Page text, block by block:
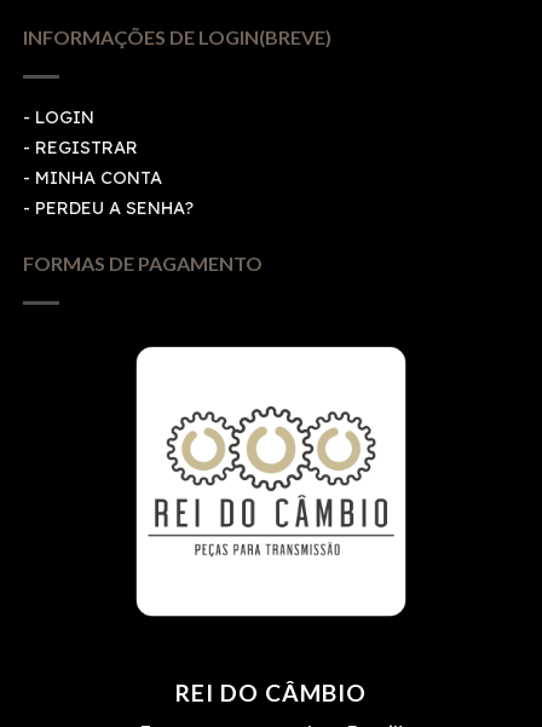
INFORMAÇÕES DE LOGIN(BREVE)
- LOGIN
- REGISTRAR
- MINHA CONTA
- PERDEU A SENHA?
FORMAS DE PAGAMENTO
REI DO CÂMBIO